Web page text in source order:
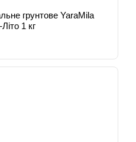
грунтове YaraMila
1 кг